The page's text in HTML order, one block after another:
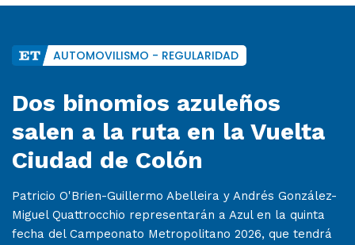
AUTOMOVILISMO - REGULARIDAD
Dos binomios azuleños
salen a la ruta en la Vuelta
Ciudad de Colón
Patricio O'Brien-Guillermo Abelleira y Andrés González-
Miguel Quattrocchio representarán a Azul en la quinta
fecha del Campeonato Metropolitano 2026, que tendrá